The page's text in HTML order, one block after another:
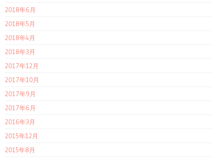
2018年6月
2018年5月
2018年4月
2018年3月
2017年12月
2017年10月
2017年9月
2017年6月
2016年3月
2015年12月
2015年8月